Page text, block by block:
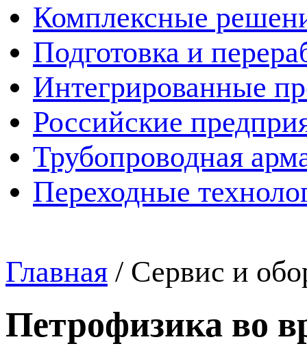
Комплексные
Подготовка и
Интегрированные
Российские
Трубопроводная
Переходные
Главная / Сервис и
Петрофизика во